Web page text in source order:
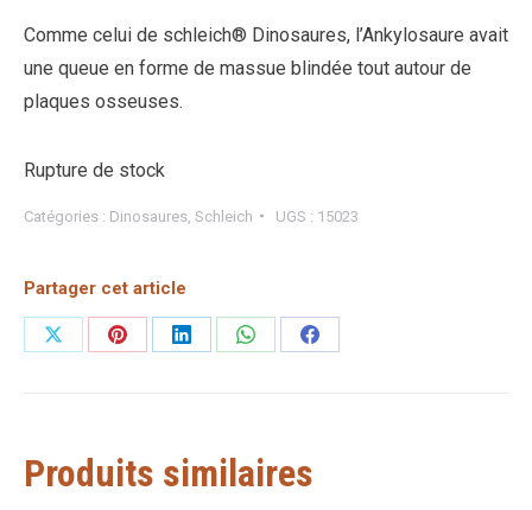
Comme celui de schleich® Dinosaures, l’Ankylosaure avait
une queue en forme de massue blindée tout autour de
plaques osseuses.
Rupture de stock
Catégories : Dinosaures Schleich UGS : 15023
Partager cet article
PartagerPartagerPartagerPartagerPartager
Produits similaires